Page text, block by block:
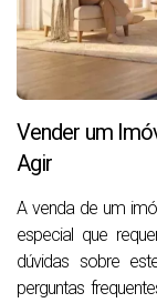
Vender um
Agir
A venda de um
especial que
dúvidas sobre
perguntas